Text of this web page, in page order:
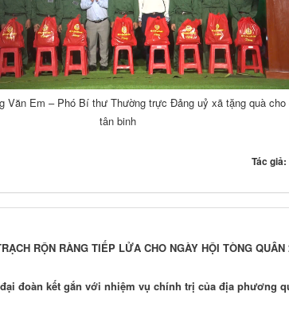
Văn Em – Phó Bí thư Thường trực Đảng uỷ xã tặng quà cho
tân binh
Tác giả:
RỘN RÀNG TIẾP LỬA CHO NGÀY HỘI TÒNG QUÂN
đoàn kết gắn với nhiệm vụ chính trị của địa phương